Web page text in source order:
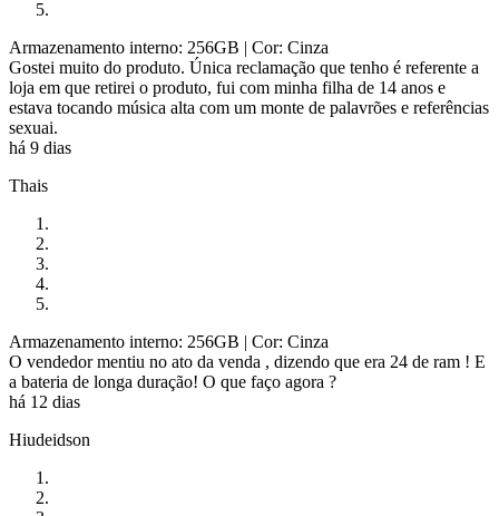
Armazenamento interno: 256GB | Cor: Cinza
Gostei muito do produto. Única reclamação que tenho é referente a
loja em que retirei o produto, fui com minha filha de 14 anos e
estava tocando música alta com um monte de palavrões e referências
sexuai.
há 9 dias
Thais
Armazenamento interno: 256GB | Cor: Cinza
O vendedor mentiu no ato da venda , dizendo que era 24 de ram ! E
a bateria de longa duração! O que faço agora ?
há 12 dias
Hiudeidson